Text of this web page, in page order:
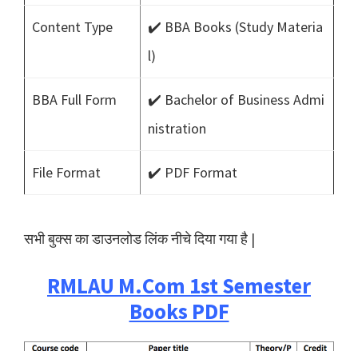
Content Type
✔️ BBA Books (Study Materia
l)
BBA Full Form
✔️ Bachelor of Business Admi
nistration
File Format ✔️ PDF Format
सभी बुक्स का डाउनलोड लिंक नीचे दिया गया है |
RMLAU M.Com 1st Semester
Books PDF